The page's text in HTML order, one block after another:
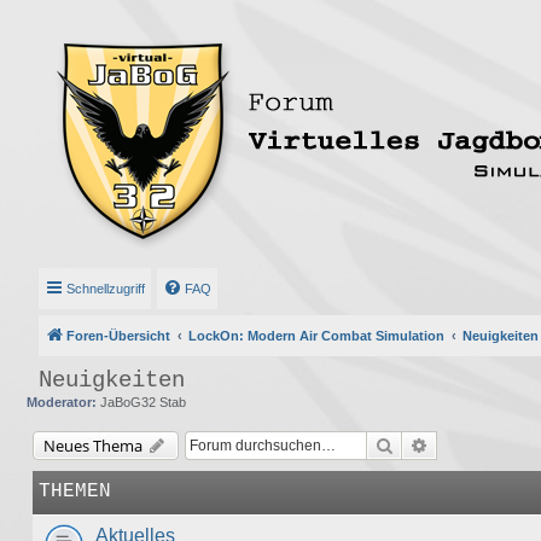
Schnellzugriff FAQ
Foren-Übersicht LockOn: Modern Air Combat Simulation Neuigkeiten
Neuigkeiten
Moderator: JaBoG32 Stab
Neues Thema Suche
THEMEN
Aktuelles